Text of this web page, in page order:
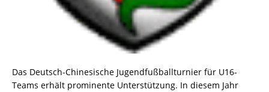
Das Deutsch-Chinesische Jugendfußballturnier für U16-
Teams erhält prominente Unterstützung. In diesem Jahr